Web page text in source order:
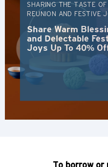
SHARING THE TASTE OF
REUNION AND FESTIVE
Share Warm
and Delectable
Joys Up To 40%
To borrow or
PHỔ BIẾN
Băng Cốc, Thailand